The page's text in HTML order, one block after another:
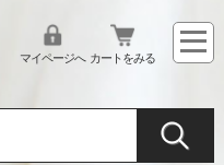
マイページへ カートをみる